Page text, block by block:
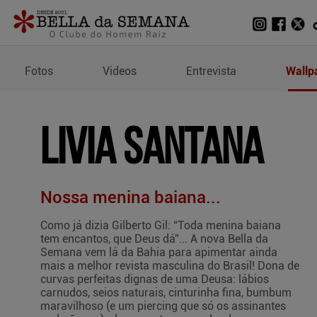
Wallpapers de Livia
Fotos Videos Entrevista
Livia Santana
Nossa menina baiana...
Como já dizia Gilberto Gil: “Toda menina baiana
tem encantos, que Deus dá”... A nova Bella da
Semana vem lá da Bahia para apimentar ainda
mais a melhor revista masculina do Brasil! Dona de
curvas perfeitas dignas de uma Deusa: lábios
carnudos, seios naturais, cinturinha fina, bumbum
maravilhoso (e um piercing que só os assinantes